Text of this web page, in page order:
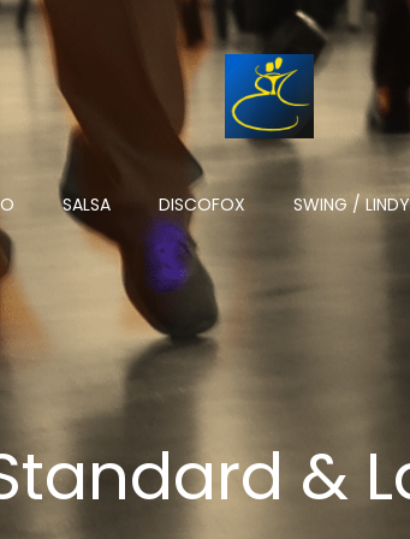
SALSA DISCOFOX SWING /
&